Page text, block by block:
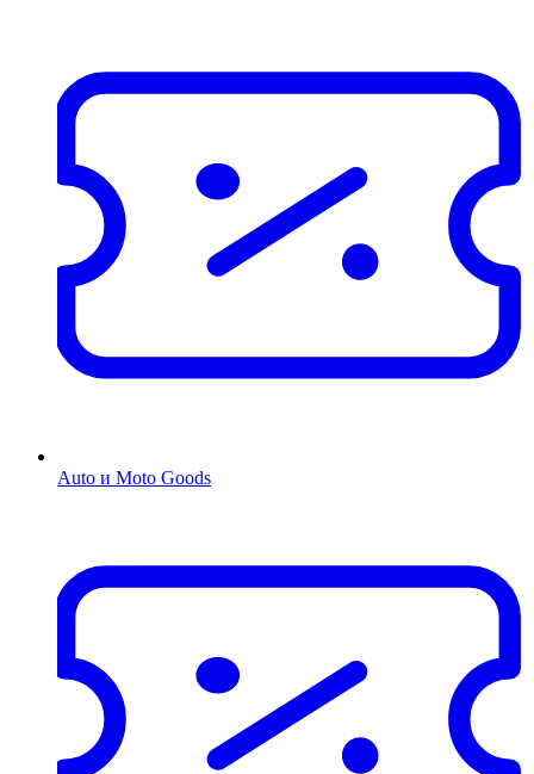
Auto и Moto Goods